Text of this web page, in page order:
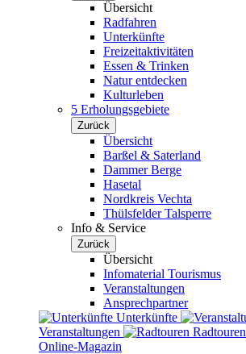
Übersicht
Radfahren
Unterkünfte
Freizeitaktivitäten
Essen & Trinken
Natur entdecken
Kulturleben
5 Erholungsgebiete
Zurück
Übersicht
Barßel & Saterland
Dammer Berge
Hasetal
Nordkreis Vechta
Thülsfelder Talsperre
Info & Service
Zurück
Übersicht
Infomaterial Tourismus
Veranstaltungen
Ansprechpartner
Unterkünfte
Veranstaltungen
Radtouren
Online-Magazin